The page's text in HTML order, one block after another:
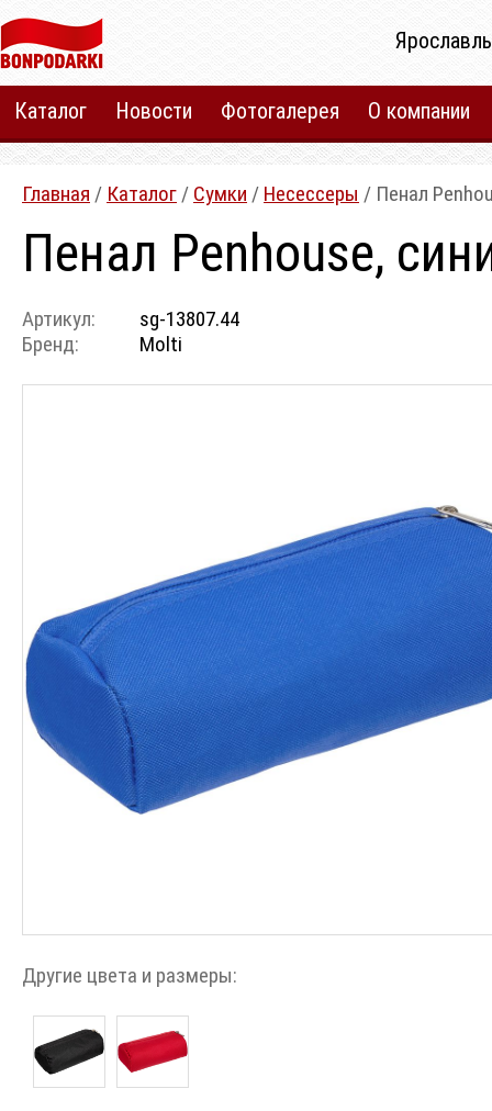
Каталог Новости Фотогалерея О компании
Главная / Каталог / Сумки / Несессеры / Пенал
Пенал Penhouse,
Артикул:
Бренд:
sg-13807.44
Molti
Другие цвета и размеры: